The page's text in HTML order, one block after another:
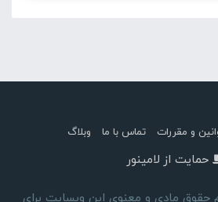
و مقررات تماس با ما وبلاگ
حمایت از لامینور
1405 © تمام حقوق مادی و معنوی این وبسایت برای